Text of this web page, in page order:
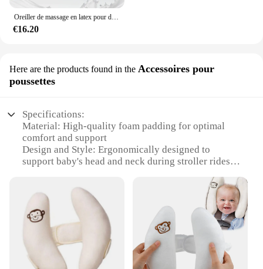
Oreiller de massage en latex pour dormir, oreillers à mémoire de forme, oreiller cervical, 4 roues motrices
€16.20
Here are the products found in the Accessoires pour
poussettes
Specifications:
Material: High-quality foam padding for optimal
comfort and support
Design and Style: Ergonomically designed to
support baby's head and neck during stroller rides
ensuring a safe and comfortable ride
Shape or Size: Compact and lightweight, easily
adjustable to fit various stroller types
Performance and Property: Durable and easy to
clean, with a non-slip surface for added safety
Parts and Accessories: Available as a standalone
item or as part of a set for convenience